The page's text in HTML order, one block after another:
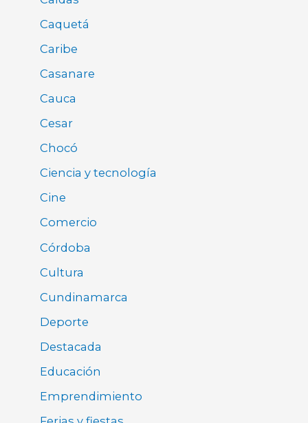
Caquetá
Caribe
Casanare
Cauca
Cesar
Chocó
Ciencia y tecnología
Cine
Comercio
Córdoba
Cultura
Cundinamarca
Deporte
Destacada
Educación
Emprendimiento